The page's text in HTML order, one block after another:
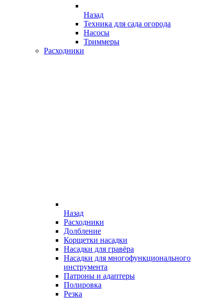
Назад
Техника для сада огорода
Насосы
Триммеры
Расходники
Назад
Расходники
Долбление
Корщетки насадки
Насадки для гравёра
Насадки для многофункционального
инструмента
Патроны и адаптеры
Полировка
Резка